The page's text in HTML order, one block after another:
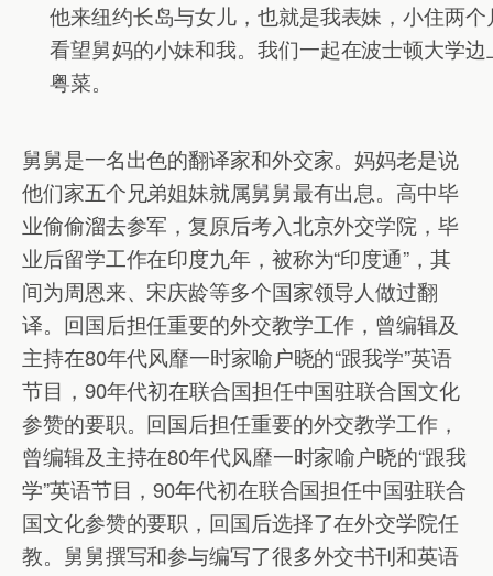
他来纽约长岛与女儿，也就是我表妹，小住两
看望舅妈的小妹和我。我们一起在波士顿大学
粤菜。
舅舅是一名出色的翻译家和外交家。妈妈老是说
他们家五个兄弟姐妹就属舅舅最有出息。高中毕
业偷偷溜去参军，复原后考入北京外交学院，毕
业后留学工作在印度九年，被称为“印度通”，其
间为周恩来、宋庆龄等多个国家领导人做过翻
译。回国后担任重要的外交教学工作，曾编辑及
主持在80年代风靡一时家喻户晓的“跟我学”英语
节目，90年代初在联合国担任中国驻联合国文化
参赞的要职。回国后担任重要的外交教学工作，
曾编辑及主持在80年代风靡一时家喻户晓的“跟我
学”英语节目，90年代初在联合国担任中国驻联合
国文化参赞的要职，回国后选择了在外交学院任
教。舅舅撰写和参与编写了很多外交书刊和英语